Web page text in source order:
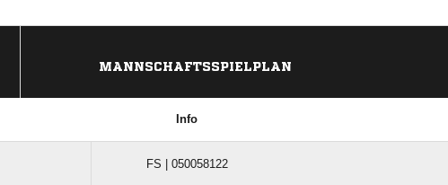
MANNSCHAFTSSPIELPLAN
Info
FS | 050058122